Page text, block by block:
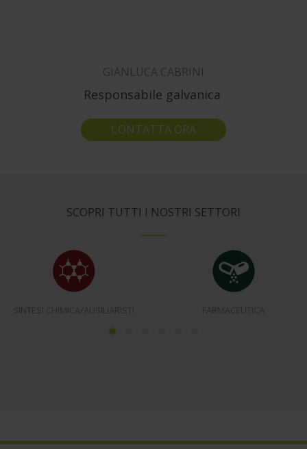
GIANLUCA CABRINI
Responsabile galvanica
CONTATTA ORA
SCOPRI TUTTI I NOSTRI SETTORI
SINTESI CHIMICA/AUSILIARISTI FARMACEUTICA